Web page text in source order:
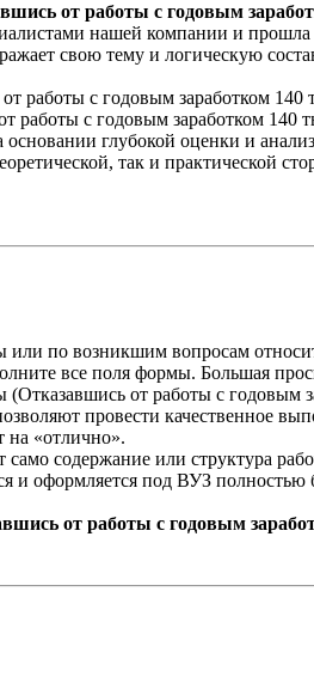
от работы с годовым
нашей компании и
свою тему и логическую
работы с годовым заработком
работы с годовым заработком
основании глубокой оценки и
так и практической
или по возникшим вопросам
все поля формы. Большая
от работы с годовым
провести качественное
«отлично».
само содержание или структура
и оформляется под ВУЗ
от работы с годовым